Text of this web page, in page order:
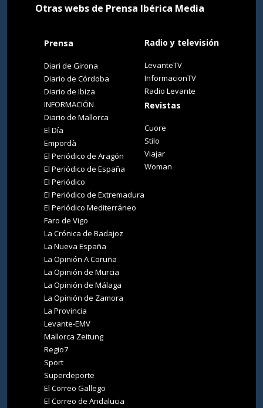
Otras webs de Prensa Ibérica Media
Prensa
Diari de Girona
Diario de Córdoba
Diario de Ibiza
INFORMACIÓN
Diario de Mallorca
El Día
Empordà
El Periódico de Aragón
El Periódico de España
El Periódico
El Periódico de Extremadura
El Periódico Mediterráneo
Faro de Vigo
La Crónica de Badajoz
La Nueva España
La Opinión A Coruña
La Opinión de Murcia
La Opinión de Málaga
La Opinión de Zamora
La Provincia
Levante-EMV
Mallorca Zeitung
Regio7
Sport
Superdeporte
El Correo Gallego
El Correo de Andalucia
Radio y televisión
LevanteTV
InformacionTV
Radio Levante
Revistas
Cuore
Stilo
Viajar
Woman